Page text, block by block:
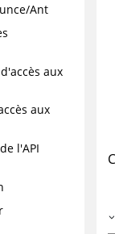
Ant
aux
aux
l'API